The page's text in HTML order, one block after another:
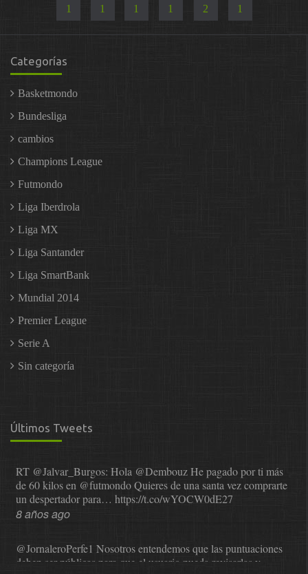
1
1
1
1
2
1
Categorías
Basketmondo
Bundesliga
cambios
Champions League
Futmondo
Liga Iberdrola
Liga MX
Liga Santander
Liga SmartBank
Mundial 2014
Premier League
Serie A
Sin categoría
Últimos Tweets
RT @Jalvar_Burgos: Hola @DembouzHe pagado por ti más
de 60 kilos en @futmondoQuieres de una santa vez comprarte
un despertador para… https://t.co/wYOCW0dE27
8 años ago
@JornaleroPerfe1 Nosotros entendemos que las puntuaciones
deben ser públicas para que el usuario pueda revisarlas y…